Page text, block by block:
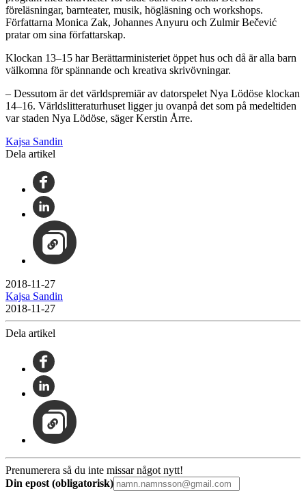
föreläsningar, barnteater, musik, högläsning och workshops.
Författarna Monica Zak, Johannes Anyuru och Zulmir Bečević
pratar om sina författarskap.
Klockan 13–15 har Berättarministeriet öppet hus och då är alla barn
välkomna för spännande och kreativa skrivövningar.
– Dessutom är det världspremiär av datorspelet Nya Lödöse klockan
14–16. Världslitteraturhuset ligger ju ovanpå det som på medeltiden
var staden Nya Lödöse, säger Kerstin Årre.
Kajsa Sandin
Dela artikel
2018-11-27
Kajsa Sandin
2018-11-27
Dela artikel
Prenumerera så du inte missar något nytt!
Din epost (obligatorisk)